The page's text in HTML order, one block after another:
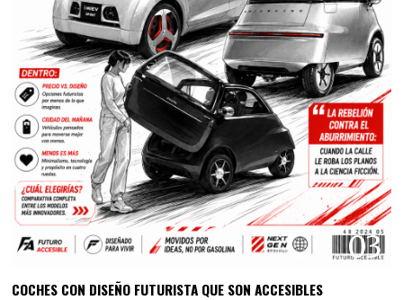
03
COCHES CON DISEÑO FUTURISTA QUE SON ACCESIBLES